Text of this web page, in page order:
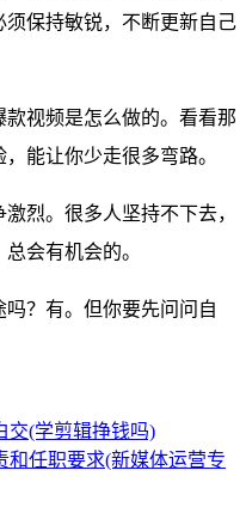
保持敏锐，不断更新自己
视频是怎么做的。看看那
能让你少走很多弯路。
烈。很多人坚持不下去，
会有机会的。
？有。但你要先问问自
交(学剪辑挣钱吗)
和任职要求(新媒体运营专